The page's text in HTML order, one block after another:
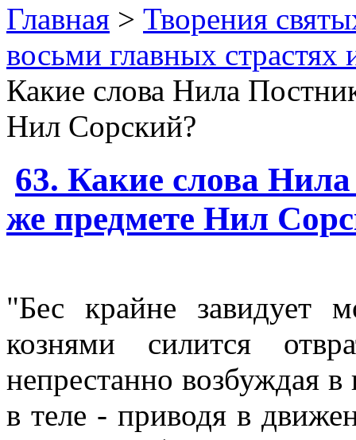
Главная > Творения
восьми главных
Какие слова Нила
Нил Сорский?
63. Какие слова
же предмете Нил
"Бес крайне завидует
кознями силится
непрестанно возбуждая
в теле - приводя в